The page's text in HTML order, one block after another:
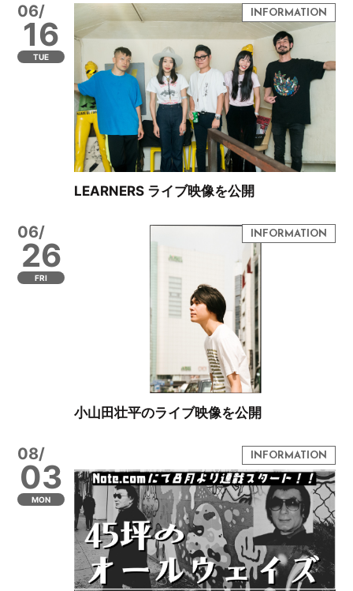
06/
16
TUE
LEARNERS ライブ映像を公開
06/
26
FRI
小山田壮平のライブ映像を公開
08/
03
MON